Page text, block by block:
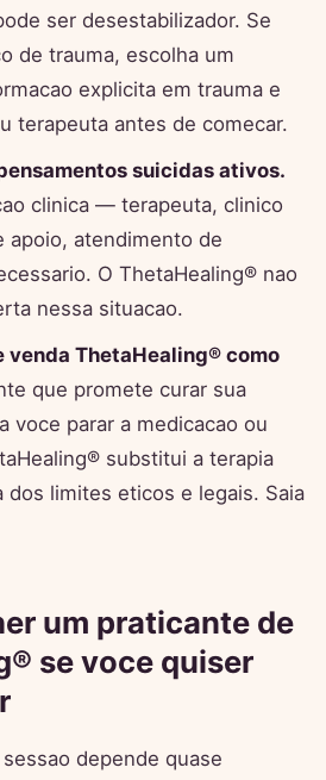
ser desestabilizador. Se
de trauma, escolha um
explicita em trauma e
terapeuta antes de comecar.
suicidas ativos.
clinica — terapeuta, clinico
apoio, atendimento de
O ThetaHealing® nao
nessa situacao.
venda ThetaHealing® como
que promete curar sua
voce parar a medicacao ou
substitui a terapia
dos limites eticos e legais. Saia
um praticante de
se voce quiser
depende quase